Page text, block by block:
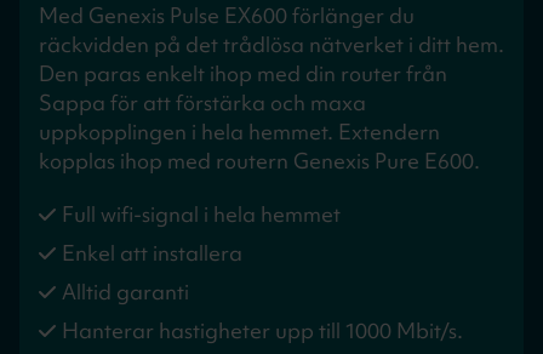
Med Genexis Pulse EX600 förlänger du
räckvidden på det trådlösa nätverket i ditt hem.
Den paras enkelt ihop med din router från
Sappa för att förstärka och maxa
uppkopplingen i hela hemmet. Extendern
kopplas ihop med routern Genexis Pure E600.
Full wifi-signal i hela hemmet
Enkel att installera
Alltid garanti
Hanterar hastigheter upp till 1000 Mbit/s.